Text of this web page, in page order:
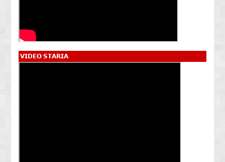
𝗩𝗜𝗗𝗘𝗢 𝗦𝗧𝗔𝗥𝗜𝗔